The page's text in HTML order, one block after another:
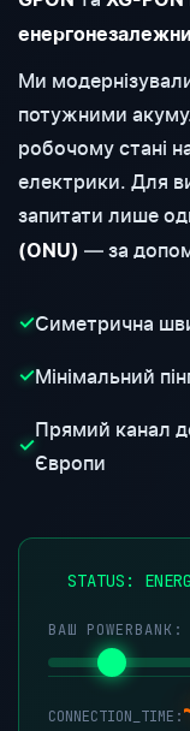
Ми
потужними
робочому стані
електрики. Для
запитати лише
(ONU) — за
✓Симетрична
✓Мінімальний
✓
Прямий канал
Європи
STATUS:
ВАШ POWERBANK:
CONNECTION_TIME: